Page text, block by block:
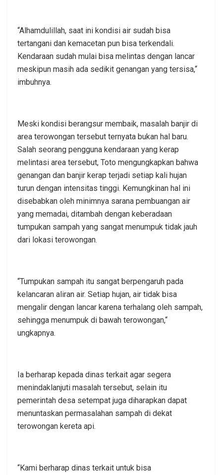
“Alhamdulillah, saat ini kondisi air sudah bisa
tertangani dan kemacetan pun bisa terkendali.
Kendaraan sudah mulai bisa melintas dengan lancar
meskipun masih ada sedikit genangan yang tersisa,“
imbuhnya.
Meski kondisi berangsur membaik, masalah banjir di
area terowongan tersebut ternyata bukan hal baru.
Salah seorang pengguna kendaraan yang kerap
melintasi area tersebut, Toto mengungkapkan bahwa
genangan dan banjir kerap terjadi setiap kali hujan
turun dengan intensitas tinggi. Kemungkinan hal ini
disebabkan oleh minimnya sarana pembuangan air
yang memadai, ditambah dengan keberadaan
tumpukan sampah yang sangat menumpuk tidak jauh
dari lokasi terowongan.
“Tumpukan sampah itu sangat berpengaruh pada
kelancaran aliran air. Setiap hujan, air tidak bisa
mengalir dengan lancar karena terhalang oleh sampah,
sehingga menumpuk di bawah terowongan,“
ungkapnya.
Ia berharap kepada dinas terkait agar segera
menindaklanjuti masalah tersebut, selain itu
pemerintah desa setempat juga diharapkan dapat
menuntaskan permasalahan sampah di dekat
terowongan kereta api.
“Kami berharap dinas terkait untuk bisa